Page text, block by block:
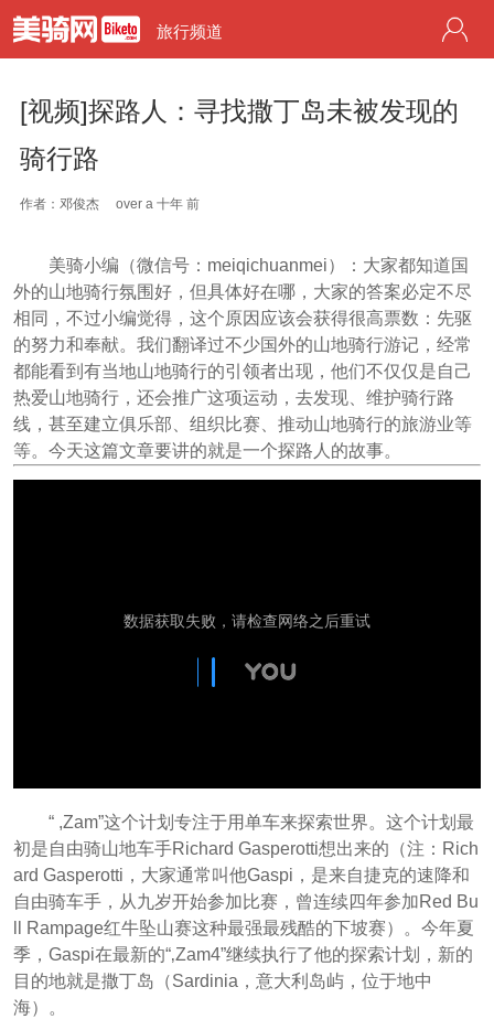
旅行频道
[视频]探路人：寻找撒丁岛未被发现的
骑行路
作者：邓俊杰 over a 十年 前
美骑小编（微信号：meiqichuanmei）：大家都知道国
外的山地骑行氛围好，但具体好在哪，大家的答案必定不尽
相同，不过小编觉得，这个原因应该会获得很高票数：先驱
的努力和奉献。我们翻译过不少国外的山地骑行游记，经常
都能看到有当地山地骑行的引领者出现，他们不仅仅是自己
热爱山地骑行，还会推广这项运动，去发现、维护骑行路
线，甚至建立俱乐部、组织比赛、推动山地骑行的旅游业等
等。今天这篇文章要讲的就是一个探路人的故事。
“ ,Zam”这个计划专注于用单车来探索世界。这个计划最
初是自由骑山地车手Richard Gasperotti想出来的（注：Rich
ard Gasperotti，大家通常叫他Gaspi，是来自捷克的速降和
自由骑车手，从九岁开始参加比赛，曾连续四年参加Red Bu
ll Rampage红牛坠山赛这种最强最残酷的下坡赛）。今年夏
季，Gaspi在最新的“‚Zam4”继续执行了他的探索计划，新的
目的地就是撒丁岛（Sardinia，意大利岛屿，位于地中
海）。